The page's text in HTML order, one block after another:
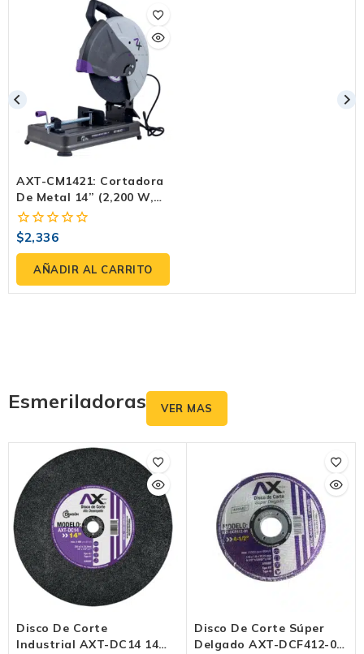
AXT-CM1421: Cortadora
De Metal 14” (2,200 W,
3,800 Rpm) 120 V |
Tronzadora Resistente
Para Taller Y Obra
0
fuera
5
$2,336
AÑADIR AL CARRITO
Esmeriladoras VER MAS
Disco De Corte
Industrial AXT-DC14 14″
Disco De Corte Súper
Delgado AXT-DCF412-01